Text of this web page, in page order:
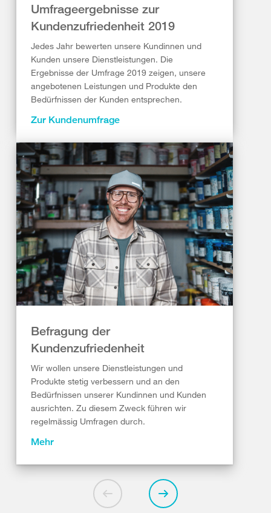
Umfrageergebnisse zur
Kundenzufriedenheit 2019
Jedes Jahr bewerten unsere Kundinnen und
Kunden unsere Dienstleistungen. Die
Ergebnisse der Umfrage 2019 zeigen, unsere
angebotenen Leistungen und Produkte den
Bedürfnissen der Kunden entsprechen.
Zur Kundenumfrage
Befragung der
Kundenzufriedenheit
Wir wollen unsere Dienstleistungen und
Produkte stetig verbessern und an den
Bedürfnissen unserer Kundinnen und Kunden
ausrichten. Zu diesem Zweck führen wir
regelmässig Umfragen durch.
Mehr